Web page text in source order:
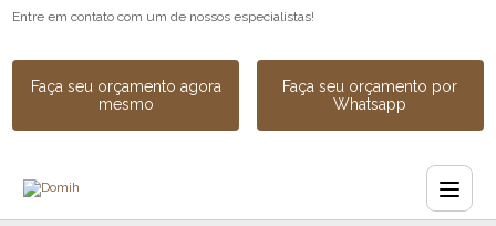
Entre em contato com um de nossos especialistas!
Faça seu orçamento agora
mesmo
Faça seu orçamento por
Whatsapp